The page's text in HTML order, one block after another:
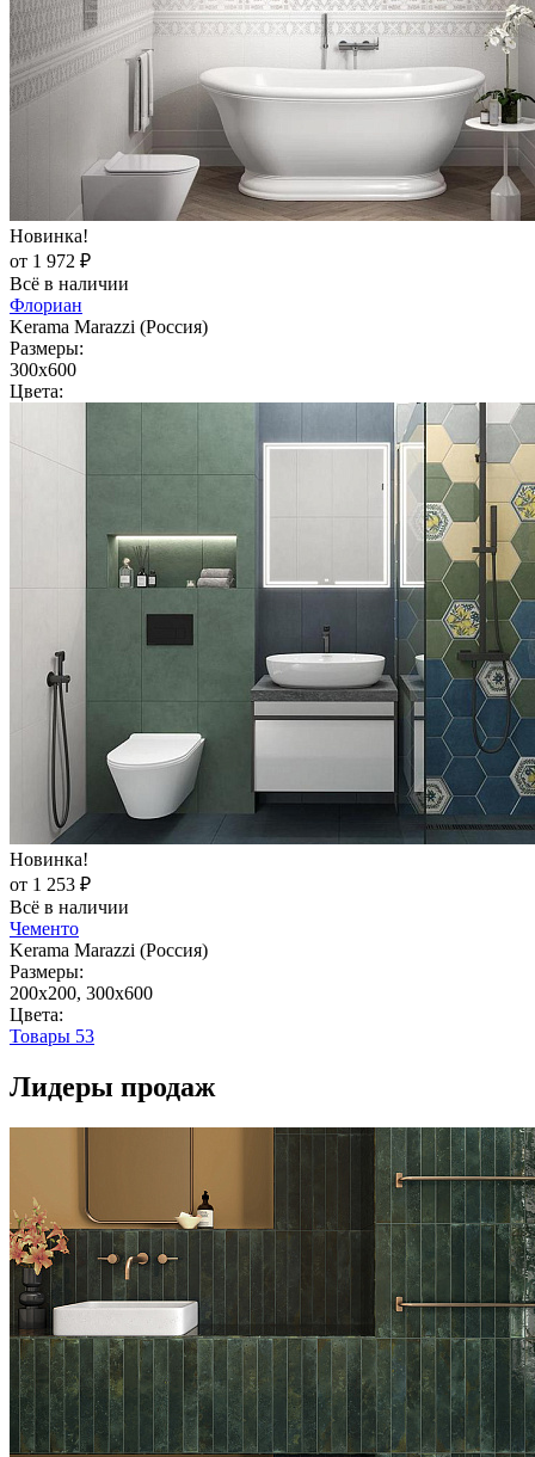
Новинка!
от 1 972 ₽
Всё в наличии
Флориан
Kerama Marazzi (Россия)
Размеры:
300x600
Цвета:
Новинка!
от 1 253 ₽
Всё в наличии
Чементо
Kerama Marazzi (Россия)
Размеры:
200x200, 300x600
Цвета:
Товары 53
Лидеры продаж